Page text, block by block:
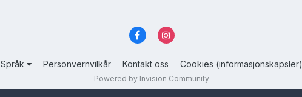
Språk Personvernvilkår Kontakt oss Cookies (informasjonskapsler)
Powered by Invision Community